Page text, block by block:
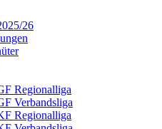
26
Regionalliga
Verbandsliga
Regionalliga